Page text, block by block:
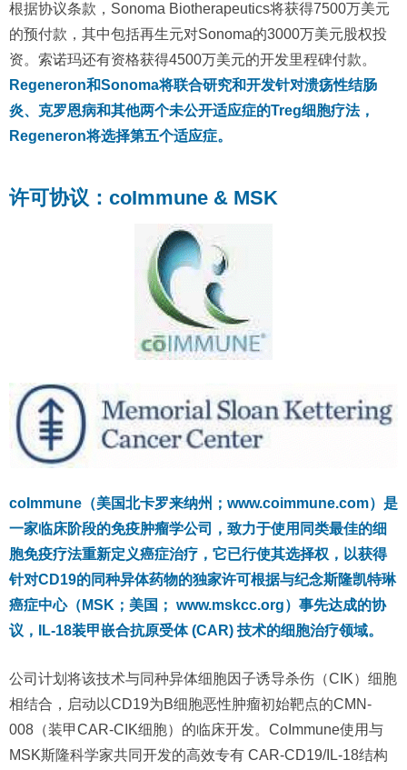
根据协议条款，Sonoma Biotherapeutics将获得7500万美元
的预付款，其中包括再生元对Sonoma的3000万美元股权投
资。索诺玛还有资格获得4500万美元的开发里程碑付款。
Regeneron和Sonoma将联合研究和开发针对溃疡性结肠
炎、克罗恩病和其他两个未公开适应症的Treg细胞疗法，
Regeneron将选择第五个适应症。
许可协议：coImmune & MSK
coImmune（美国北卡罗来纳州；www.coimmune.com）是
一家临床阶段的免疫肿瘤学公司，致力于使用同类最佳的细
胞免疫疗法重新定义癌症治疗，它已行使其选择权，以获得
针对CD19的同种异体药物的独家许可根据与纪念斯隆凯特琳
癌症中心（MSK；美国； www.mskcc.org）事先达成的协
议，IL-18装甲嵌合抗原受体 (CAR) 技术的细胞治疗领域。
公司计划将该技术与同种异体细胞因子诱导杀伤（CIK）细胞
相结合，启动以CD19为B细胞恶性肿瘤初始靶点的CMN-
008（装甲CAR-CIK细胞）的临床开发。CoImmune使用与
MSK斯隆科学家共同开发的高效专有 CAR-CD19/IL-18结构